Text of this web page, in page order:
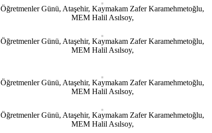
Öğretmenler Günü, Ataşehir, Kaymakam Zafer Karamehmetoğlu,
MEM Halil Asılsoy,
Öğretmenler Günü, Ataşehir, Kaymakam Zafer Karamehmetoğlu,
MEM Halil Asılsoy,
Öğretmenler Günü, Ataşehir, Kaymakam Zafer Karamehmetoğlu,
MEM Halil Asılsoy,
Öğretmenler Günü, Ataşehir, Kaymakam Zafer Karamehmetoğlu,
MEM Halil Asılsoy,